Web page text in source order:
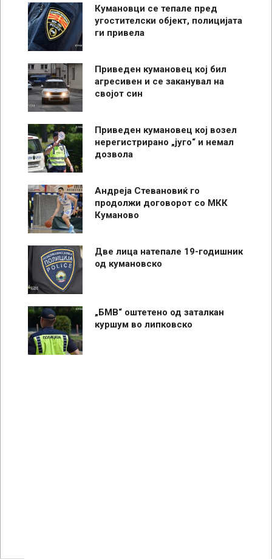
Кумановци се тепале пред
угостителски објект, полицијата
ги привела
Приведен кумановец кој бил
агресивен и се заканувал на
својот син
Приведен кумановец кој возел
нерегистрирано „југо“ и немал
дозвола
Андреја Стевановиќ го
продолжи договорот со МКК
Куманово
Две лица натепале 19-годишник
од кумановско
„БМВ“ оштетено од заталкан
куршум во липковско